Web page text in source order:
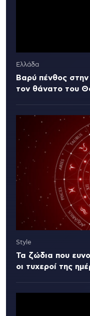
Ελλάδα
Βαρύ πένθος στην
τον θάνατο του
Style
Τα ζώδια που
οι τυχεροί της